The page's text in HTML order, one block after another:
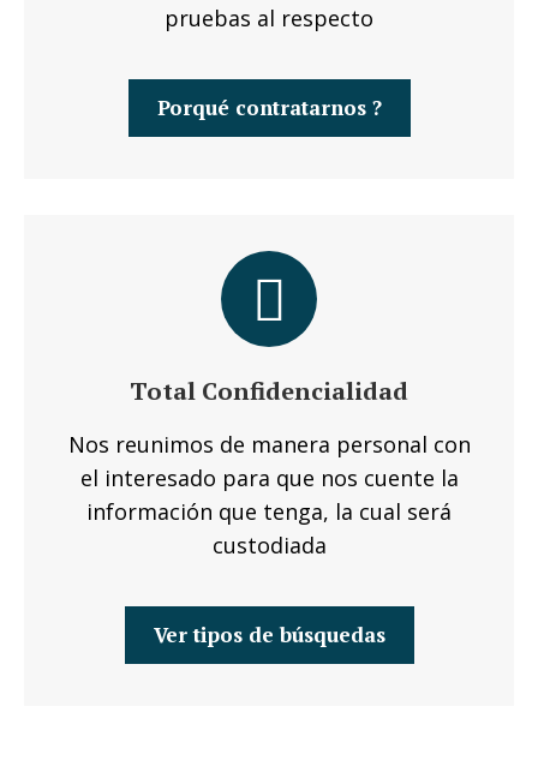
pruebas al respecto
Porqué contratarnos ?
Total Confidencialidad
Nos reunimos de manera personal con
el interesado para que nos cuente la
información que tenga, la cual será
custodiada
Ver tipos de búsquedas